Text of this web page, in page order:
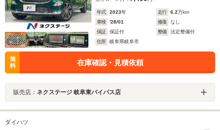
年式 2023年 走行 6.2万km
車検
'28/01 修復
なし
保証
保証付 整備
法定整備付
住所
岐阜県岐阜市
無
料
在庫確認・見積依頼
販売店： ネクステージ 岐阜東バイパス店
ダイハツ